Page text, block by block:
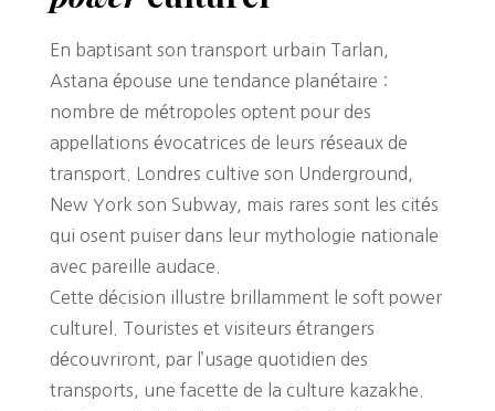
En baptisant son transport urbain Tarlan,
Astana épouse une tendance planétaire :
nombre de métropoles optent pour des
appellations évocatrices de leurs réseaux de
transport. Londres cultive son Underground,
New York son Subway, mais rares sont les cités
qui osent puiser dans leur mythologie nationale
avec pareille audace.
Cette décision illustre brillamment le soft power
culturel. Touristes et visiteurs étrangers
découvriront, par l’usage quotidien des
transports, une facette de la culture kazakhe.